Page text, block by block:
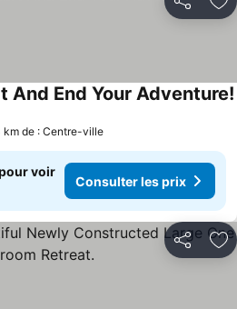
Partager
And End Your Adventure!
km de : Centre-ville
voir
Consulter les prix
Partager